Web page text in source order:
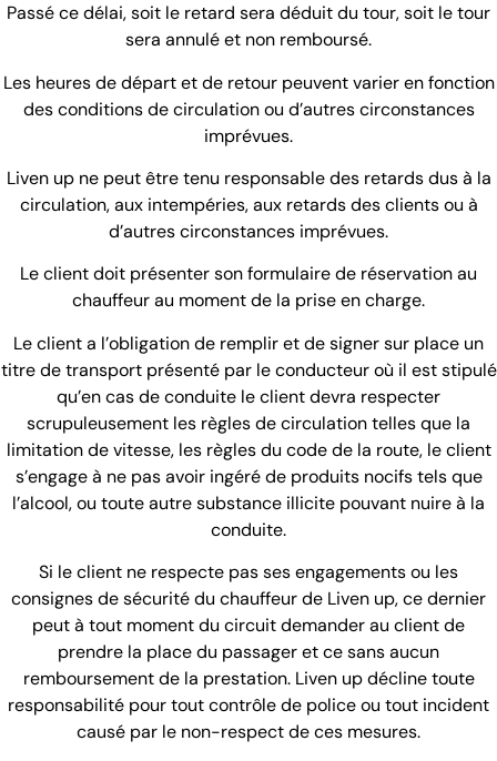
Passé ce délai, soit le retard sera déduit du tour, soit le tour
sera annulé et non remboursé.
Les heures de départ et de retour peuvent varier en fonction
des conditions de circulation ou d’autres circonstances
imprévues.
Liven up ne peut être tenu responsable des retards dus à la
circulation, aux intempéries, aux retards des clients ou à
d’autres circonstances imprévues.
Le client doit présenter son formulaire de réservation au
chauffeur au moment de la prise en charge.
Le client a l’obligation de remplir et de signer sur place un
titre de transport présenté par le conducteur où il est stipulé
qu’en cas de conduite le client devra respecter
scrupuleusement les règles de circulation telles que la
limitation de vitesse, les règles du code de la route, le client
s’engage à ne pas avoir ingéré de produits nocifs tels que
l’alcool, ou toute autre substance illicite pouvant nuire à la
conduite.
Si le client ne respecte pas ses engagements ou les
consignes de sécurité du chauffeur de Liven up, ce dernier
peut à tout moment du circuit demander au client de
prendre la place du passager et ce sans aucun
remboursement de la prestation. Liven up décline toute
responsabilité pour tout contrôle de police ou tout incident
causé par le non-respect de ces mesures.